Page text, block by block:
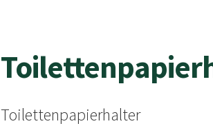
Toilettenpapierhalter